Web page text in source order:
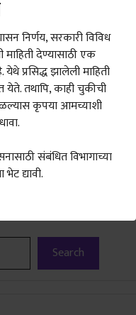
निर्णय, सरकारी विविध
माहिती देण्यासाठी एक
प्रसिद्ध झालेली माहिती
तथापि, काही चुकीची
कृपया आमच्याशी
संबंधित विभागाच्या
द्यावी.
in this browser for the
Search